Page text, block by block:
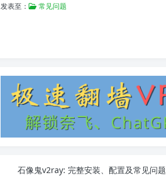
发表至： 常见问题
石像鬼v2ray: 完整安装、配置及常见问